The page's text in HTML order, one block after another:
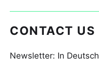
CONTACT US
Newsletter: In